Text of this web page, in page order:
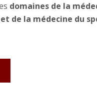
domaines de la
de la médecine du